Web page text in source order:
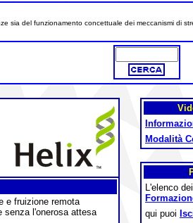
sia del funzionamento concettuale dei meccanismi di
e fruizione remota
senza l'onerosa attesa
Modalità
L'elenco dei
qui puoi